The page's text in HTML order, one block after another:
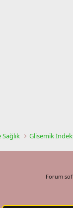
Glisemik
Forum